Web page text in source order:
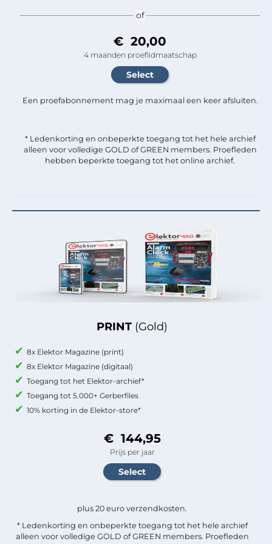
PRINT (Gold)
8x Elektor Magazine (print)
8x Elektor Magazine (digitaal)
Toegang tot het Elektor-archief*
Toegang tot 5.000+ Gerberfiles
10% korting in de Elektor-store*
€ 144,95
Prijs per jaar
plus 20 euro verzendkosten.
* Ledenkorting en onbeperkte toegang tot het hele archief
alleen voor volledige GOLD of GREEN members. Proefleden
of
€ 20,00
4 maanden proeflidmaatschap
Een proefabonnement mag je maximaal een keer afsluiten.
* Ledenkorting en onbeperkte toegang tot het hele archief
alleen voor volledige GOLD of GREEN members. Proefleden
hebben beperkte toegang tot het online archief.